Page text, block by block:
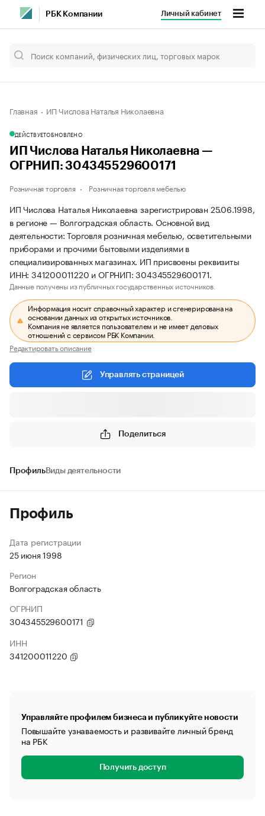
РБК Компании Личный кабинет
Главная ИП Числова Наталья Николаевна
ДЕЙСТВУЕТОБНОВЛЕНО
ИП Числова Наталья Николаевна —
ОГРНИП: 304345529600171
Розничная торговля Розничная торговля мебелью
ИП Числова Наталья Николаевна зарегистрирован 25.06.1998,
в регионе — Волгоградская область. Основной вид
деятельности: Торговля розничная мебелью, осветительными
приборами и прочими бытовыми изделиями в
специализированных магазинах. ИП присвоены реквизиты
ИНН: 341200011220 и ОГРНИП: 304345529600171.
Данные получены из публичных государственных источников.
Информация носит справочный характер и сгенерирована на
основании данных из открытых источников.
Компания не является пользователем и не имеет деловых
отношений с сервисом РБК Компании.
Редактировать описание
Управлять страницей
Поделиться
ПрофильВиды деятельности
Профиль
Дата регистрации
25 июня 1998
Регион
Волгоградская область
ОГРНИП
304345529600171
ИНН
341200011220
Управляйте профилем бизнеса и публикуйте новости
Повышайте узнаваемость и развивайте личный бренд
на РБК
Получить доступ